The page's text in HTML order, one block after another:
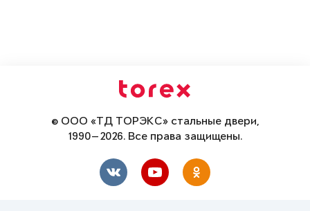
© ООО «ТД ТОРЭКС» стальные двери,
1990—2026. Все права защищены.